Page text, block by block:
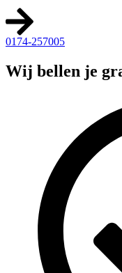
0174-257005
Wij bellen je